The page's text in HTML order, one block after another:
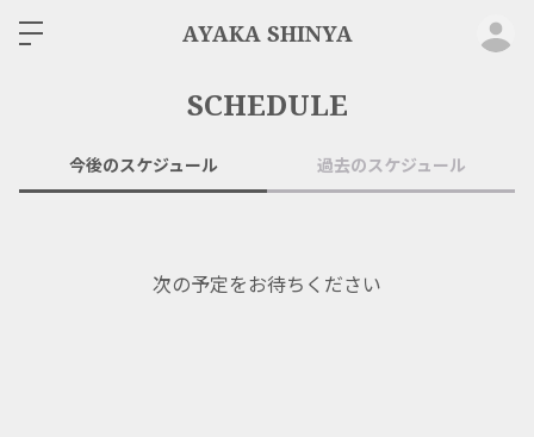
AYAKA SHINYA
SCHEDULE
今後のスケジュール 過去のスケジュール
次の予定をお待ちください